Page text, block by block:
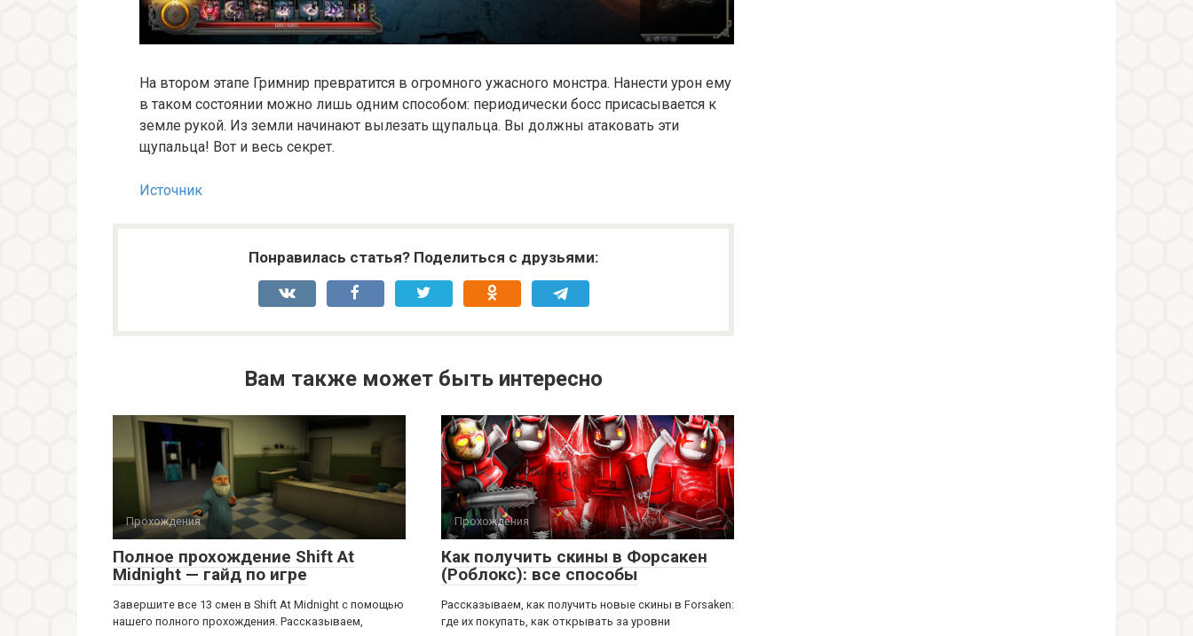
На втором этапе Гримнир превратится в огромного ужасного монстра. Нанести урон ему
в таком состоянии можно лишь одним способом: периодически босс присасывается к
земле рукой. Из земли начинают вылезать щупальца. Вы должны атаковать эти
щупальца! Вот и весь секрет.
Источник
Понравилась статья? Поделиться с друзьями:
Вам также может быть интересно
Прохождения
Полное прохождение Shift At
Midnight — гайд по игре
Завершите все 13 смен в Shift At Midnight с помощью
нашего полного прохождения. Рассказываем,
Прохождения
Как получить скины в Форсакен
(Роблокс): все способы
Рассказываем, как получить новые скины в Forsaken:
где их покупать, как открывать за уровни